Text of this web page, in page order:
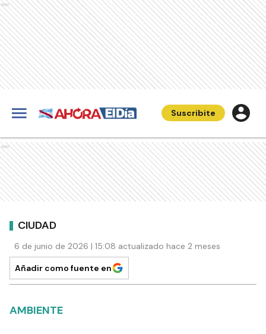
Ads
Suscribite
Ads
CIUDAD
6 de junio de 2026 | 15:08 actualizado hace 2 meses
Añadir como fuente en
AMBIENTE